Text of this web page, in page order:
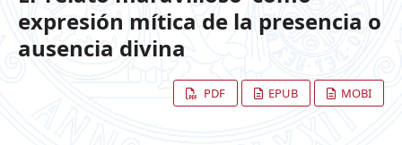
expresión mítica de la presencia o
ausencia divina
PDF EPUB MOBI